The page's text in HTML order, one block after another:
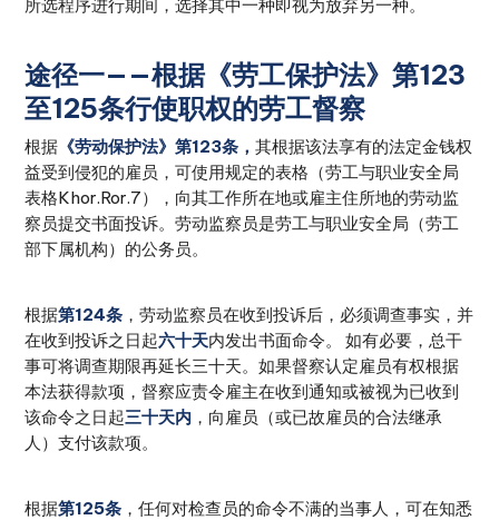
所选程序进行期间，选择其中一种即视为放弃另一种。
途径一——根据《劳工保护法》第123
至125条行使职权的劳工督察
根据 《劳动保护法》第123条，其根据该法享有的法定金钱权
益受到侵犯的雇员，可使用规定的表格（劳工与职业安全局
表格Khor.Ror.7），向其工作所在地或雇主住所地的劳动监
察员提交书面投诉。劳动监察员是劳工与职业安全局（劳工
部下属机构）的公务员。
根据第124条 ，劳动监察员在收到投诉后，必须调查事实，并
在收到投诉之日起六十天内发出书面命令。 如有必要，总干
事可将调查期限再延长三十天。如果督察认定雇员有权根据
本法获得款项，督察应责令雇主在收到通知或被视为已收到
该命令之日起三十天内 ，向雇员（或已故雇员的合法继承
人）支付该款项。
根据第125条 ，任何对检查员的命令不满的当事人，可在知悉